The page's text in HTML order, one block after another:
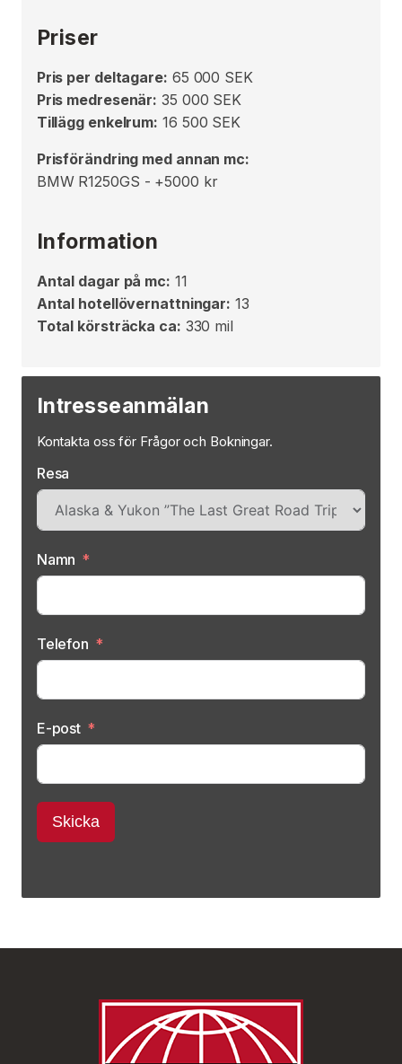
Priser
Pris per deltagare: 65 000 SEK
Pris medresenär: 35 000 SEK
Tillägg enkelrum: 16 500 SEK
Prisförändring med annan mc:
BMW R1250GS - +5000 kr
Information
Antal dagar på mc: 11
Antal hotellövernattningar: 13
Total körsträcka ca: 330 mil
Intresseanmälan
Kontakta oss för Frågor och Bokningar.
Resa
Namn
Telefon
E-post
Skicka